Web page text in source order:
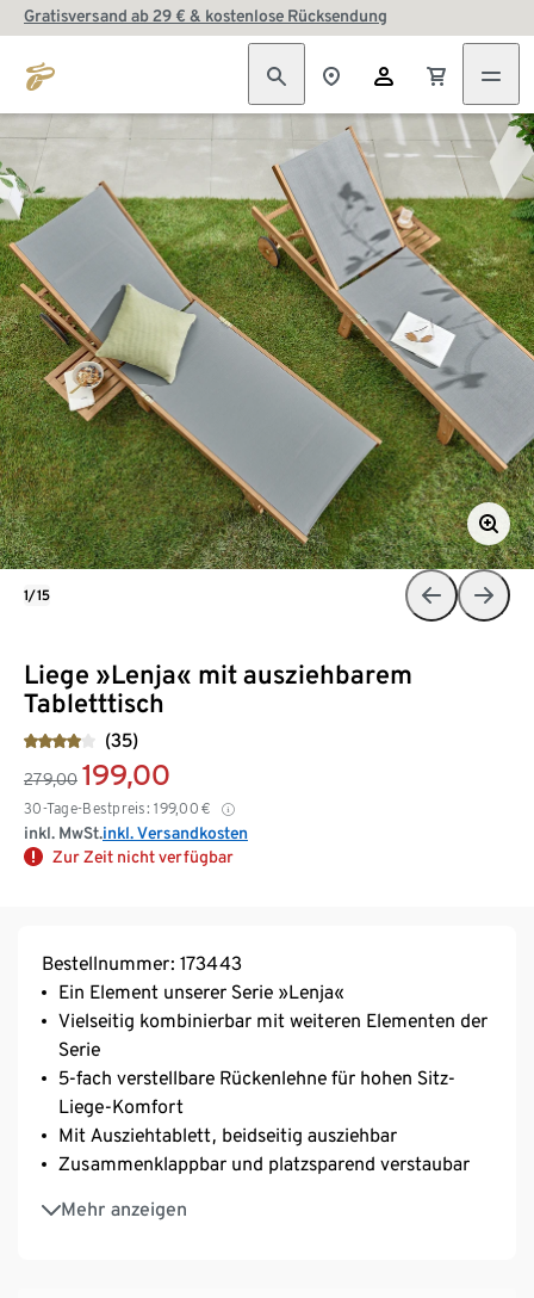
Gratisversand ab 29 € & kostenlose Rücksendung
Liege »Lenja« mit ausziehbarem
Tabletttisch
(35)
279,00 199,00
30-Tage-Bestpreis: 199,00 €
inkl. MwSt.inkl. Versandkosten
Zur Zeit nicht verfügbar
1/15
Bestellnummer: 173443
Ein Element unserer Serie »Lenja«
Vielseitig kombinierbar mit weiteren Elementen der
Serie
5-fach verstellbare Rückenlehne für hohen Sitz-
Liege-Komfort
Mit Ausziehtablett, beidseitig ausziehbar
Zusammenklappbar und platzsparend verstaubar
Mehr anzeigen
Liegefläche aus pflegeleichtem, schnell
trocknendem und elastischem Textilen, keine